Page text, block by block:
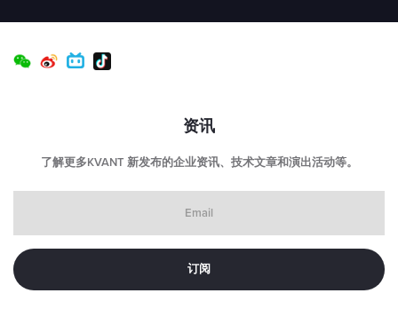
资讯
了解更多KVANT 新发布的企业资讯、技术文章和演出活动等。